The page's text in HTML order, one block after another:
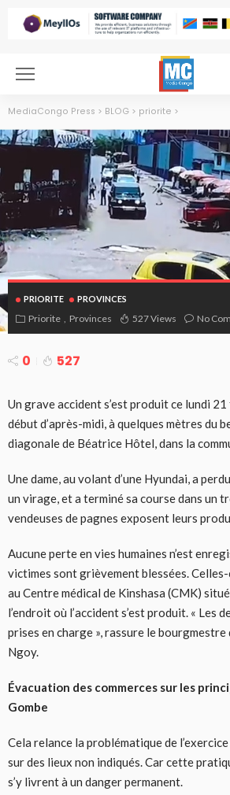
MediaCongo Press > BLOG > priorite >
PRIORITE PROVINCES
Priorite Provinces 527 Views No
0 527
Un grave accident s’est produit ce lundi
début d’après-midi, à quelques mètres du
diagonale de Béatrice Hôtel, dans la
Une dame, au volant d’une Hyundai, a
un virage, et a terminé sa course dans un
vendeuses de pagnes exposent leurs
Aucune perte en vies humaines n’est
victimes sont grièvement blessées.
au Centre médical de Kinshasa (CMK)
l’endroit où l’accident s’est produit. « Les
prises en charge », rassure le bourgmestre
Ngoy.
Évacuation des commerces sur les
Gombe
Cela relance la problématique de
sur des lieux non indiqués. Car cette
s’y livrent à un danger permanent.